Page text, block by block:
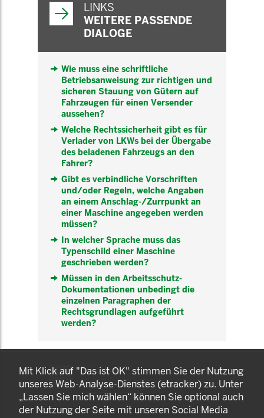
LINKS
WEITERE PASSENDE
DIALOGE
Wie muss eine schriftliche
Betriebsanweisung zur richtigen und
sicheren Stauung von Gütern auf
Fahrzeugen für einen Versender
aussehen?
Welche Rechtssicherheit gibt es für
Verlader von LKWs bei der Übergabe
des beladenen Fahrzeugs an den
Fahrer?
Gibt es verbindliche Vorschriften
und/oder Regeln, welche Angaben
an einem Anschlag-/Zurrpunkt an
einer Maschine angegeben werden
müssen?
In welcher Sprache muss das
Typenschild einer Maschine
geschrieben werden?
Müssen in den Arbeitsschutz-
Dokumentationen unbedingt die
einzelnen Paragraphen der
Rechtsgrundlagen aufgeführt
werden?
KOMNET
GUT BERATEN. GESUND
ARBEITEN.
Mit Klick auf "Das ist OK" stimmen Sie der Nutzung
unseres Web-Analyse-Dienstes (etracker) zu. Unter
„Lassen Sie mich wählen“ können Sie optional auch
der Nutzung der Seite mit unseren Social Media